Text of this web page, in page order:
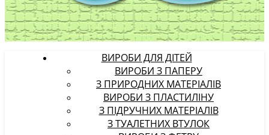
ВИРОБИ ДЛЯ ДІТЕЙ
ВИРОБИ З ПАПЕРУ
З ПРИРОДНИХ МАТЕРІАЛІВ
ВИРОБИ З ПЛАСТИЛІНУ
З ПІДРУЧНИХ МАТЕРІАЛІВ
З ТУАЛЕТНИХ ВТУЛОК